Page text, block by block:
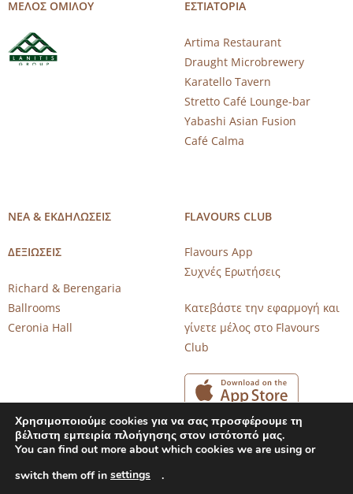
ΜΕΛΟΣ ΟΜΙΛΟΥ ΕΣΤΙΑΤΟΡΙΑ
Artima Restaurant
Draught Microbrewery
Karatello Tavern
Stretto Café Lounge-bar
Yabashi Asian Fusion
Café Calma
ΝΕΑ & ΕΚΔΗΛΩΣΕΙΣ
ΔΕΞΙΩΣΕΙΣ
Richard & Berengaria
Ballrooms
Ceronia Hall
FLAVOURS CLUB
Flavours App
Συχνές Ερωτήσεις
Κατεβάστε την εφαρμογή και
γίνετε μέλος στο Flavours
Club
Copyright 2026 © CAROB MILL RESTAURANTS |
Χρησιμοποιούμε cookies για να σας προσφέρουμε τη
βέλτιστη εμπειρία πλοήγησης στον ιστότοπό μας.
You can find out more about which cookies we are using or
switch them off in settings .